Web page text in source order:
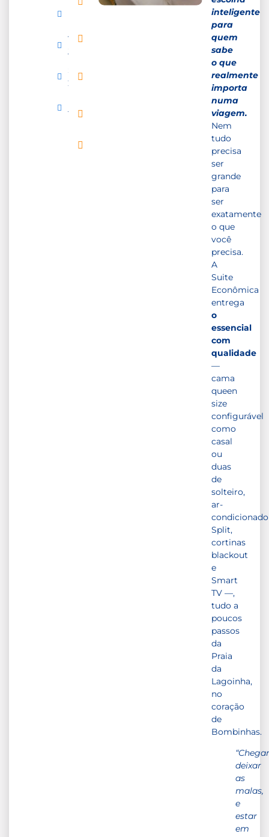
Móveis
Vista
Jardins
Segurança
24h
Tecido
inteligente
para
quem
sabe
o que
realmente
importa
numa
viagem.
Nem
tudo
precisa
ser
grande
para
ser
exatamente
o que
você
precisa.
A
Suite
Econômica
entrega
o
essencial
com
qualidade
—
cama
queen
size
configurável
como
casal
ou
duas
de
solteiro,
ar-
condicionado
Split,
cortinas
blackout
e
Smart
TV —,
tudo a
poucos
passos
da
Praia
da
Lagoinha,
no
coração
de
Bombinhas.
deixar
as
malas,
e
estar
em